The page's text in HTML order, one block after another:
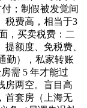
；制假被发觉间
税费高，相当于3
，买卖税费：二
额度、免税费、
勤），私家转账
需 5 年才能过
房两空。盲目高
首套房（上海无